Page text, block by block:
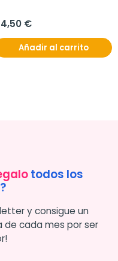
€
Añadir al carrito
todos los
y consigue un
de cada mes por ser